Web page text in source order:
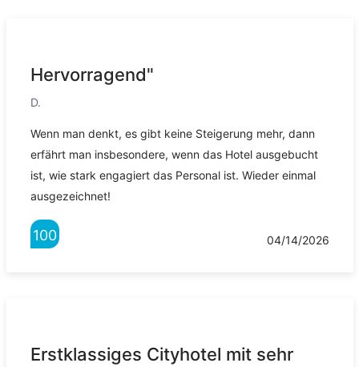
Hervorragend"
D.
Wenn man denkt, es gibt keine Steigerung mehr, dann
erfährt man insbesondere, wenn das Hotel ausgebucht
ist, wie stark engagiert das Personal ist. Wieder einmal
ausgezeichnet!
100 04/14/2026
Erstklassiges Cityhotel mit sehr